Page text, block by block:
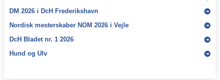
DM 2026 i DcH Frederikshavn
Nordisk mesterskaber NOM 2026 i Vejle
DcH Bladet nr. 1 2026
Hund og Ulv